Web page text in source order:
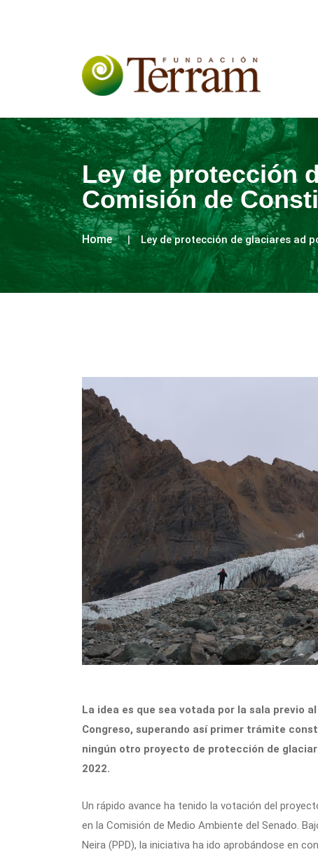
Ley de protección
Comisión de
Home Ley de protección de glaciares ad
La idea es que sea votada por la sala previo
Congreso, superando así primer trámite
ningún otro proyecto de protección de
2022.
Un rápido avance ha tenido la votación del
en la Comisión de Medio Ambiente del Senado.
Neira (PPD), la iniciativa ha ido aprobándose en